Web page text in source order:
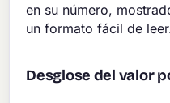
en su número,
un formato fácil de
Desglose del valor